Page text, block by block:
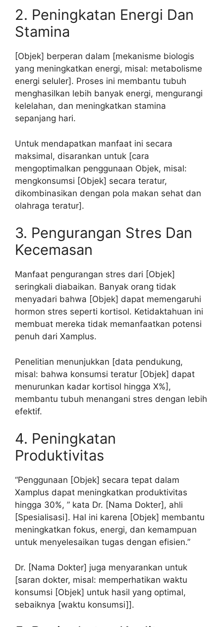
2. Peningkatan Energi Dan
Stamina
[Objek] berperan dalam [mekanisme biologis
yang meningkatkan energi, misal: metabolisme
energi seluler]. Proses ini membantu tubuh
menghasilkan lebih banyak energi, mengurangi
kelelahan, dan meningkatkan stamina
sepanjang hari.
Untuk mendapatkan manfaat ini secara
maksimal, disarankan untuk [cara
mengoptimalkan penggunaan Objek, misal:
mengkonsumsi [Objek] secara teratur,
dikombinasikan dengan pola makan sehat dan
olahraga teratur].
3. Pengurangan Stres Dan
Kecemasan
Manfaat pengurangan stres dari [Objek]
seringkali diabaikan. Banyak orang tidak
menyadari bahwa [Objek] dapat memengaruhi
hormon stres seperti kortisol. Ketidaktahuan ini
membuat mereka tidak memanfaatkan potensi
penuh dari Xamplus.
Penelitian menunjukkan [data pendukung,
misal: bahwa konsumsi teratur [Objek] dapat
menurunkan kadar kortisol hingga X%],
membantu tubuh menangani stres dengan lebih
efektif.
4. Peningkatan
Produktivitas
“Penggunaan [Objek] secara tepat dalam
Xamplus dapat meningkatkan produktivitas
hingga 30%, ” kata Dr. [Nama Dokter], ahli
[Spesialisasi]. Hal ini karena [Objek] membantu
meningkatkan fokus, energi, dan kemampuan
untuk menyelesaikan tugas dengan efisien.”
Dr. [Nama Dokter] juga menyarankan untuk
[saran dokter, misal: memperhatikan waktu
konsumsi [Objek] untuk hasil yang optimal,
sebaiknya [waktu konsumsi]].